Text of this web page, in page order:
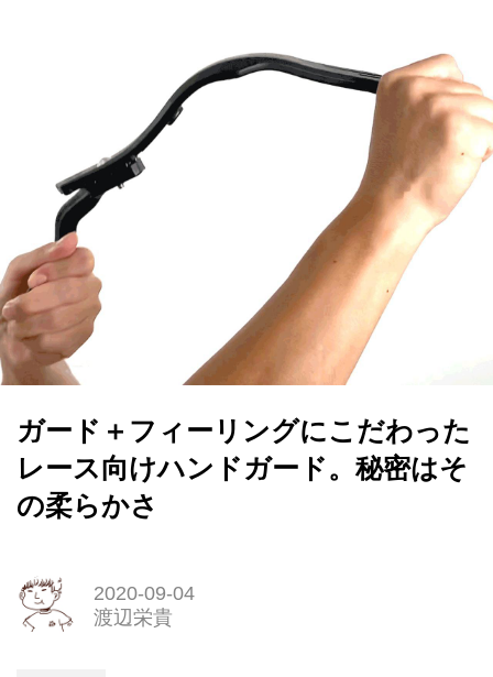
ガード＋フィーリングにこだわった
レース向けハンドガード。秘密はそ
の柔らかさ
2020-09-04
渡辺栄貴